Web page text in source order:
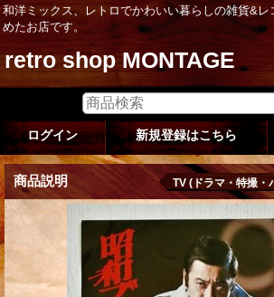
和洋ミックス、レトロでかわいい暮らしの雑貨&レ
めたお店です。
retro shop MONTAGE
ログイン 新規登録はこちら
商品説明 TV (ドラマ・特撮・